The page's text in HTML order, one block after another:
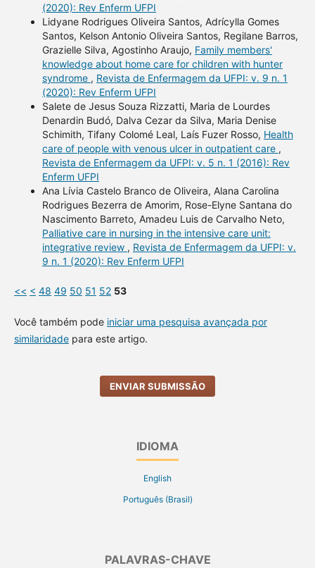
(2020): Rev Enferm UFPI
Lidyane Rodrigues Oliveira Santos, Adrícylla Gomes
Santos, Kelson Antonio Oliveira Santos, Regilane Barros,
Grazielle Silva, Agostinho Araujo, Family members'
knowledge about home care for children with hunter
syndrome , Revista de Enfermagem da UFPI: v. 9 n. 1
(2020): Rev Enferm UFPI
Salete de Jesus Souza Rizzatti, Maria de Lourdes
Denardin Budó, Dalva Cezar da Silva, Maria Denise
Schimith, Tifany Colomé Leal, Laís Fuzer Rosso, Health
care of people with venous ulcer in outpatient care ,
Revista de Enfermagem da UFPI: v. 5 n. 1 (2016): Rev
Enferm UFPI
Ana Lívia Castelo Branco de Oliveira, Alana Carolina
Rodrigues Bezerra de Amorim, Rose-Elyne Santana do
Nascimento Barreto, Amadeu Luis de Carvalho Neto,
Palliative care in nursing in the intensive care unit:
integrative review , Revista de Enfermagem da UFPI: v.
9 n. 1 (2020): Rev Enferm UFPI
<< < 48 49 50 51 52 53
Você também pode iniciar uma pesquisa avançada por
similaridadepara este artigo.
ENVIAR SUBMISSÃO
IDIOMA
English
Português (Brasil)
PALAVRAS-CHAVE